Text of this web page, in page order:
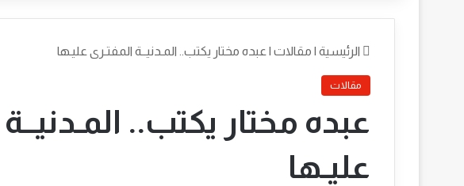
الرئيسية | مقالات | عبده مختار يكتب.. المـدنيــة المفتـرى عليـها
مقالات
عبده مختار يكتب..
عليـها